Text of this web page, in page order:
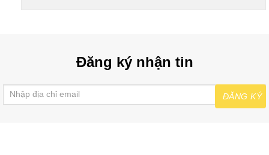
Đăng ký nhận tin
ĐĂNG KÝ